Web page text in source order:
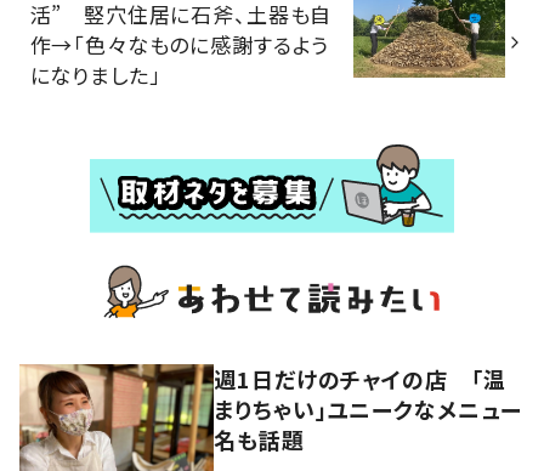
活” 竪穴住居に石斧、土器も自
作→「色々なものに感謝するよう
になりました」
週1日だけのチャイの店 「温
まりちゃい」ユニークなメニュー
名も話題